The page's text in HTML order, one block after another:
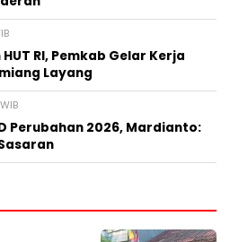
RI, Pemkab Gelar Kerja
Layang
Perubahan 2026, Mardianto: